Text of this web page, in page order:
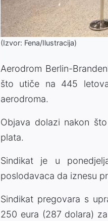
(Izvor: Fena/Ilustracija)
Aerodrom Berlin-
što utiče na 445
aerodroma.
Objava dolazi nakon
plata.
Sindikat je u
poslodavaca da iznesu
Sindikat pregovara s
250 eura (287 dolara)